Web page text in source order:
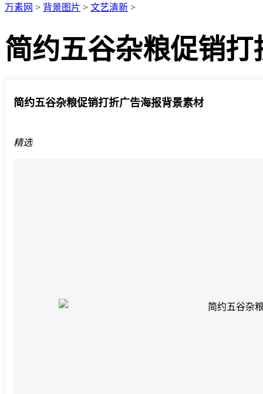
万素网 > 背景图片 > 文艺清新 >
简约五谷杂粮促销
简约五谷杂粮促销打折广告海报背景素材
精选